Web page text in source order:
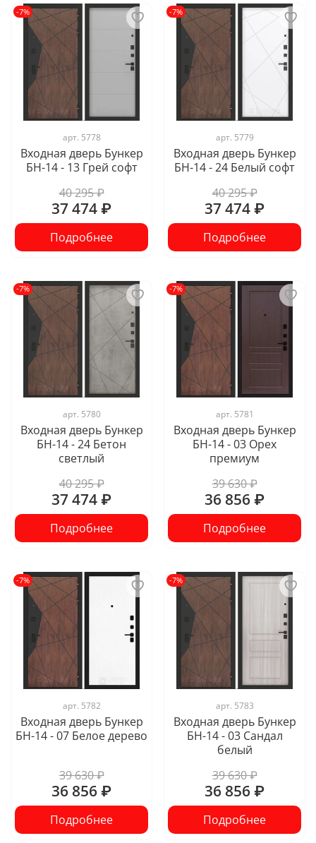
-7%
арт. 5778
Входная дверь Бункер
БН-14 - 13 Грей софт
40 295 ₽
37 474 ₽
Подробнее
-7%
арт. 5779
Входная дверь Бункер
БН-14 - 24 Белый софт
40 295 ₽
37 474 ₽
Подробнее
-7%
арт. 5780
Входная дверь Бункер
БН-14 - 24 Бетон
светлый
40 295 ₽
37 474 ₽
Подробнее
-7%
арт. 5781
Входная дверь Бункер
БН-14 - 03 Орех
премиум
39 630 ₽
36 856 ₽
Подробнее
-7%
арт. 5782
Входная дверь Бункер
БН-14 - 07 Белое дерево
39 630 ₽
36 856 ₽
Подробнее
-7%
арт. 5783
Входная дверь Бункер
БН-14 - 03 Сандал
белый
39 630 ₽
36 856 ₽
Подробнее